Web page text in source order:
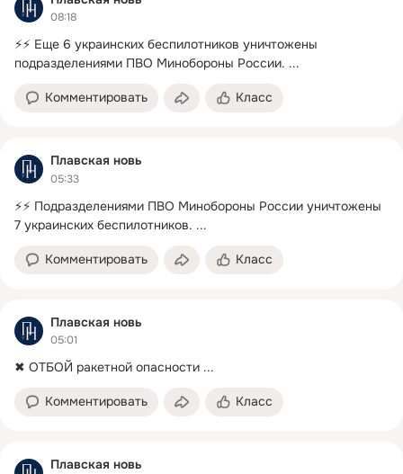
08:18
⚡⚡ Еще 6 украинских беспилотников уничтожены
подразделениями ПВО Минобороны России. ...
Комментировать Класс
Плавская новь
05:33
⚡⚡ Подразделениями ПВО Минобороны России уничтожены
7 украинских беспилотников. ...
Комментировать Класс
Плавская новь
05:01
✖ ОТБОЙ ракетной опасности ...
Комментировать Класс
Плавская новь